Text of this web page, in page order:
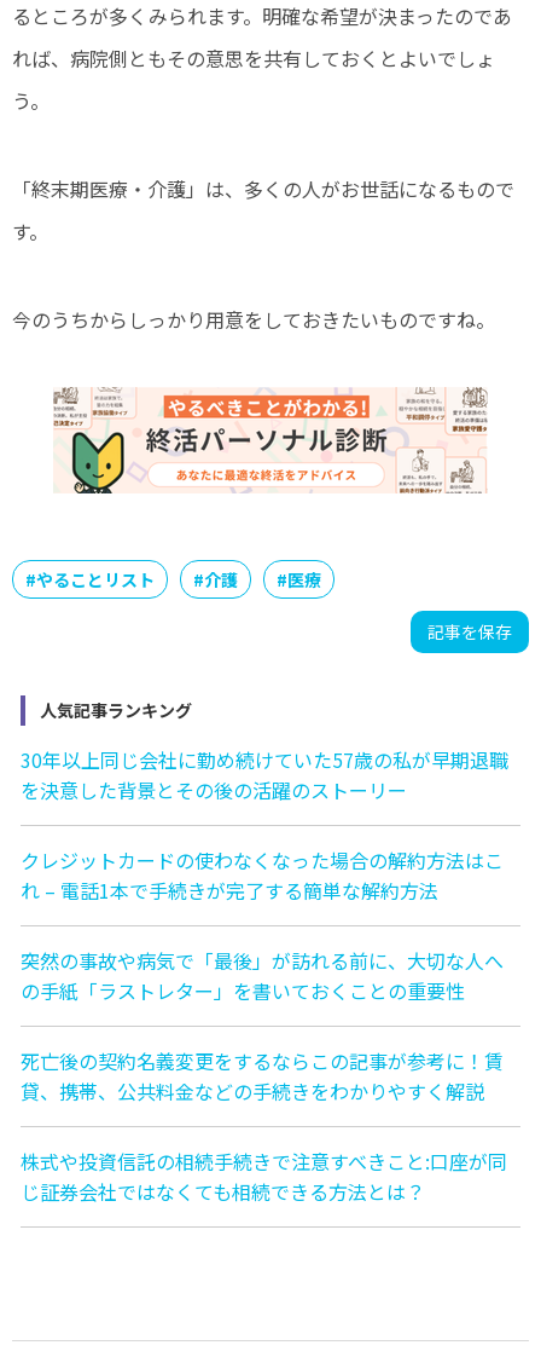
るところが多くみられます。明確な希望が決まったのであ
れば、病院側ともその意思を共有しておくとよいでしょ
う。
「終末期医療・介護」は、多くの人がお世話になるもので
す。
今のうちからしっかり用意をしておきたいものですね。
#やることリスト #介護 #医療
記事を保存
人気記事ランキング
30年以上同じ会社に勤め続けていた57歳の私が早期退職
を決意した背景とその後の活躍のストーリー
クレジットカードの使わなくなった場合の解約方法はこ
れ – 電話1本で手続きが完了する簡単な解約方法
突然の事故や病気で「最後」が訪れる前に、大切な人へ
の手紙「ラストレター」を書いておくことの重要性
死亡後の契約名義変更をするならこの記事が参考に！賃
貸、携帯、公共料金などの手続きをわかりやすく解説
株式や投資信託の相続手続きで注意すべきこと:口座が同
じ証券会社ではなくても相続できる方法とは？